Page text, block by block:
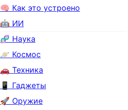
🧠 Как это устроено
🤖 ИИ
🧬 Наука
🪐 Космос
🚗 Техника
📱 Гаджеты
🚀 Оружие